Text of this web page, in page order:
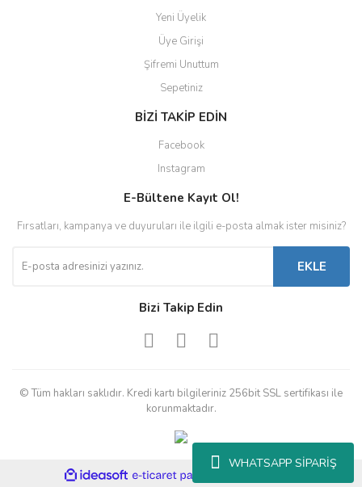
WHATSAPP SİPARİŞ
Yeni Üyelik
Üye Girişi
Şifremi Unuttum
Sepetiniz
BİZİ TAKİP EDİN
Facebook
Instagram
E-Bültene Kayıt Ol!
Fırsatları, kampanya ve duyuruları ile ilgili e-posta almak ister misiniz?
EKLE
Bizi Takip Edin
© Tüm hakları saklıdır. Kredi kartı bilgileriniz 256bit SSL sertifikası ile
korunmaktadır.
ideasoft